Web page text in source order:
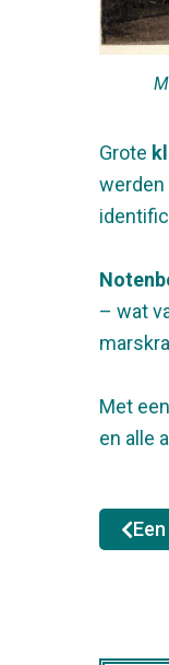
Grote
werden
– wat
Met een
en alle